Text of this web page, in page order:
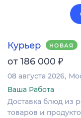
Курьер НОВАЯ
от 186 000 ₽
08 августа 2026
Ваша Работа
Доставка блюд из
товаров и